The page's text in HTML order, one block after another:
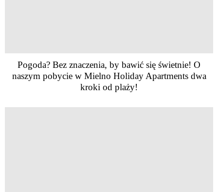
Pogoda? Bez znaczenia, by bawić się świetnie! O
naszym pobycie w Mielno Holiday Apartments dwa
kroki od plaży!